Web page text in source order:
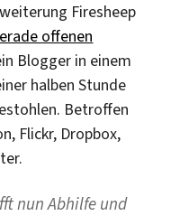
Firesheep
offenen
Blogger in einem
halben Stunde
Betroffen
Flickr, Dropbox,
nun Abhilfe und